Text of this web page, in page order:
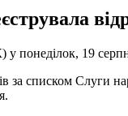
понеділок, 19
за списком Слуги